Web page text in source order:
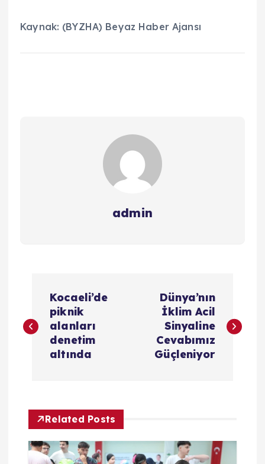
Kaynak: (BYZHA) Beyaz Haber Ajansı
admin
a
g
e
Kocaeli’de
piknik
alanları
denetim
altında
Dünya’nın
İklim Acil
Sinyaline
Cevabımız
Güçleniyor
Related Posts